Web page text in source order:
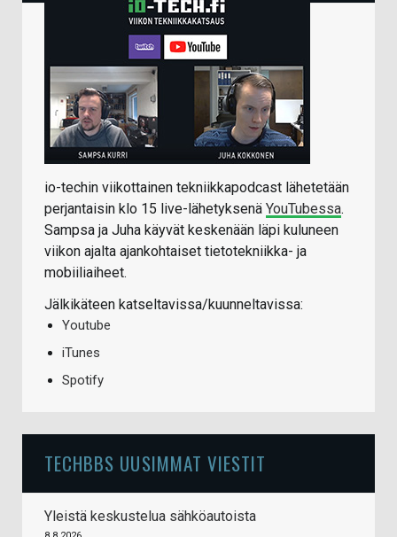
io-techin viikottainen tekniikkapodcast lähetetään
perjantaisin klo 15 live-lähetyksenä YouTubessa.
Sampsa ja Juha käyvät keskenään läpi kuluneen
viikon ajalta ajankohtaiset tietotekniikka- ja
mobiiliaiheet.
Jälkikäteen katseltavissa/kuunneltavissa:
Youtube
iTunes
Spotify
TECHBBS UUSIMMAT VIESTIT
Yleistä keskustelua sähköautoista